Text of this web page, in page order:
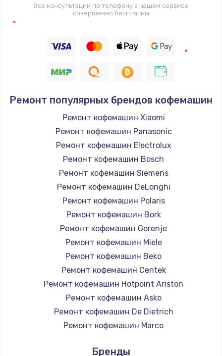
Заказать
820 руб.
Заказать
1400 руб.
Заказать
Заправка фреоном
2150 руб.
Заказать
Замена термодатчика
1360 руб.
Заказать
Восстановление после попадания влаги
960 руб.
Заказать
Ремонт системы охлаждения
Заказать
Все консультации по телефону в нашем сервисе
совершенно бесплатны
Ремонт популярных брендов кофемашин
Ремонт кофемашин Xiaomi
Ремонт кофемашин Panasonic
Ремонт кофемашин Electrolux
Ремонт кофемашин Bosch
Ремонт кофемашин Siemens
Ремонт кофемашин DeLonghi
Ремонт кофемашин Polaris
Ремонт кофемашин Bork
Ремонт кофемашин Gorenje
Ремонт кофемашин Miele
Ремонт кофемашин Beko
Ремонт кофемашин Centek
Ремонт кофемашин Hotpoint Ariston
Ремонт кофемашин Asko
Ремонт кофемашин De Dietrich
Ремонт кофемашин Marco
Ремонт кофемашин Jura
Бренды